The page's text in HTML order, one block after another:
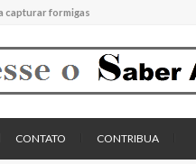
da poeira atmosférica
coração de mamíferos, aponta estudo
CONTATO CONTRIBUA